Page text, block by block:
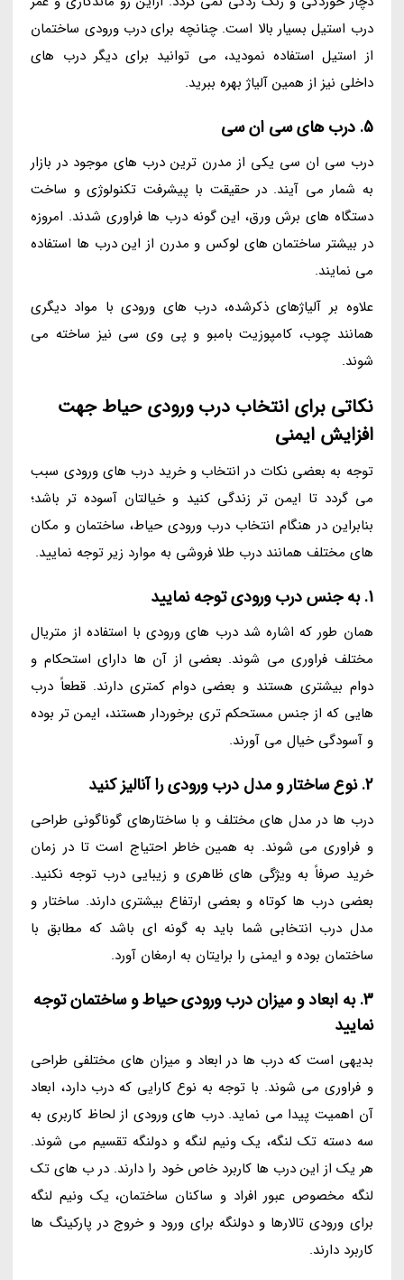
درب استیل بسیار بالا است. چنانچه برای درب ورودی ساختمان
از استیل استفاده نمودید، می توانید برای دیگر درب های
داخلی نیز از همین آلیاژ بهره ببرید.
5. درب های سی ان سی
درب سی ان سی یکی از مدرن ترین درب های موجود در بازار
به شمار می آیند. در حقیقت با پیشرفت تکنولوژی و ساخت
دستگاه های برش ورق، این گونه درب ها فراوری شدند. امروزه
در بیشتر ساختمان های لوکس و مدرن از این درب ها استفاده
می نمایند.
علاوه بر آلیاژهای ذکرشده، درب های ورودی با مواد دیگری
همانند چوب، کامپوزیت بامبو و پی وی سی نیز ساخته می
شوند.
نکاتی برای انتخاب درب ورودی حیاط جهت
افزایش ایمنی
توجه به بعضی نکات در انتخاب و خرید درب های ورودی سبب
می گردد تا ایمن تر زندگی کنید و خیالتان آسوده تر باشد؛
بنابراین در هنگام انتخاب درب ورودی حیاط، ساختمان و مکان
های مختلف همانند درب طلا فروشی به موارد زیر توجه نمایید.
1. به جنس درب ورودی توجه نمایید
همان طور که اشاره شد درب های ورودی با استفاده از متریال
مختلف فراوری می شوند. بعضی از آن ها دارای استحکام و
دوام بیشتری هستند و بعضی دوام کمتری دارند. قطعاً درب
هایی که از جنس مستحکم تری برخوردار هستند، ایمن تر بوده
و آسودگی خیال می آورند.
2. نوع ساختار و مدل درب ورودی را آنالیز کنید
درب ها در مدل های مختلف و با ساختارهای گوناگونی طراحی
و فراوری می شوند. به همین خاطر احتیاج است تا در زمان
خرید صرفاً به ویژگی های ظاهری و زیبایی درب توجه نکنید.
بعضی درب ها کوتاه و بعضی ارتفاع بیشتری دارند. ساختار و
مدل درب انتخابی شما باید به گونه ای باشد که مطابق با
ساختمان بوده و ایمنی را برایتان به ارمغان آورد.
3. به ابعاد و میزان درب ورودی حیاط و ساختمان توجه
نمایید
بدیهی است که درب ها در ابعاد و میزان های مختلفی طراحی
و فراوری می شوند. با توجه به نوع کارایی که درب دارد، ابعاد
آن اهمیت پیدا می نماید. درب های ورودی از لحاظ کاربری به
سه دسته تک لنگه، یک ونیم لنگه و دولنگه تقسیم می شوند.
هر یک از این درب ها کاربرد خاص خود را دارند. در ب های تک
لنگه مخصوص عبور افراد و ساکنان ساختمان، یک ونیم لنگه
برای ورودی تالارها و دولنگه برای ورود و خروج در پارکینگ ها
کاربرد دارند.